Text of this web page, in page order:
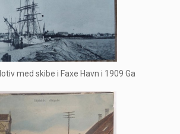
med skibe i Faxe Havn i 1909 Ga